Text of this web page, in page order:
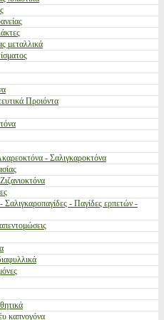
μεταλλικά
Προιόντα
- Σαλιγκαροκτόνα
Σαλιγκαροπαγίδες - Παγίδες ερπετών -
καπνογόνα